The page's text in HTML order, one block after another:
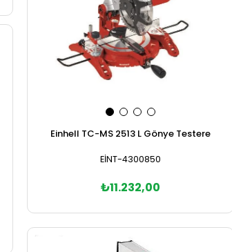
Einhell TC-MS 2513 L Gönye Testere
EİNT-4300850
₺11.232,00
Sepete Ekle